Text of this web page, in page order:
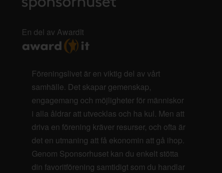
En del av AwardIt
Föreningslivet är en viktig del av vårt
samhälle. Det skapar gemenskap,
engagemang och möjligheter för människor
i alla åldrar att utvecklas och ha kul. Men att
driva en förening kräver resurser, och ofta är
det en utmaning att få ekonomin att gå ihop.
Genom Sponsorhuset kan du enkelt stötta
din favoritförening samtidigt som du handlar